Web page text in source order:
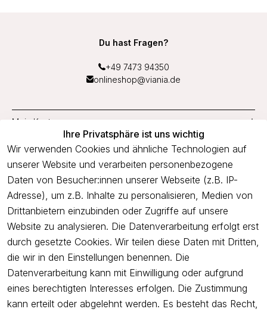
Ihre Privatsphäre ist uns wichtig
Wir verwenden Cookies und ähnliche Technologien auf
unserer Website und verarbeiten personenbezogene
Daten von Besucher:innen unserer Webseite (z.B. IP-
Adresse), um z.B. Inhalte zu personalisieren, Medien von
Drittanbietern einzubinden oder Zugriffe auf unsere
Website zu analysieren. Die Datenverarbeitung erfolgt erst
durch gesetzte Cookies. Wir teilen diese Daten mit Dritten,
die wir in den Einstellungen benennen. Die
Datenverarbeitung kann mit Einwilligung oder aufgrund
eines berechtigten Interesses erfolgen. Die Zustimmung
kann erteilt oder abgelehnt werden. Es besteht das Recht,
Du hast Fragen?
+49 7473 94350
onlineshop@viania.de
Mein Konto
Service
Unternehmen
Newsletter
Freue dich über 5€ Rabatt bei deiner nächsten Bestellung und
profitiere von Angeboten.
Newsletter abonnieren